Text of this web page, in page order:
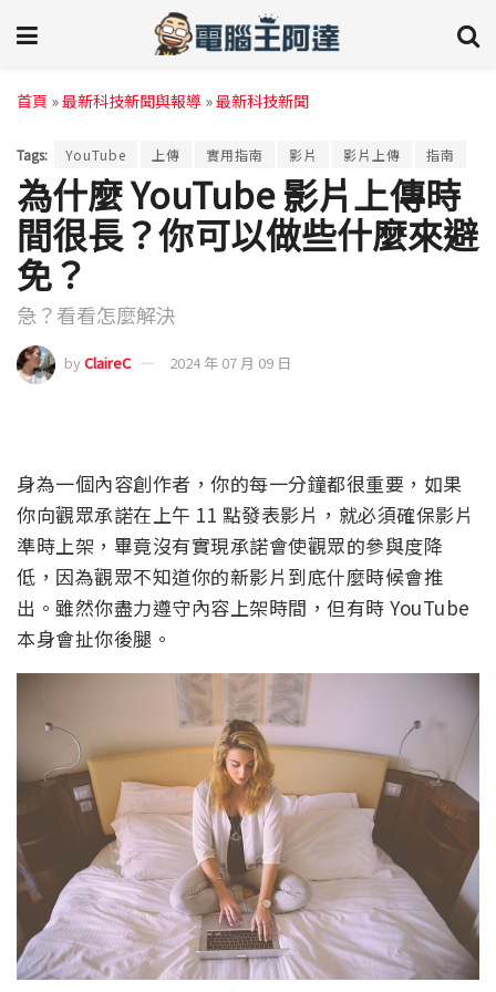
首頁 »最新科技新聞與報導 »最新科技新聞
Tags: YouTube 上傳 實用指南 影片 影片上傳 指南
為什麼 YouTube 影片上傳時
間很長？你可以做些什麼來避
免？
急？看看怎麼解決
byClaireC 2024 年 07 月 09 日
身為一個內容創作者，你的每一分鐘都很重要，如果
你向觀眾承諾在上午 11 點發表影片，就必須確保影片
準時上架，畢竟沒有實現承諾會使觀眾的參與度降
低，因為觀眾不知道你的新影片到底什麼時候會推
出。雖然你盡力遵守內容上架時間，但有時 YouTube
本身會扯你後腿。